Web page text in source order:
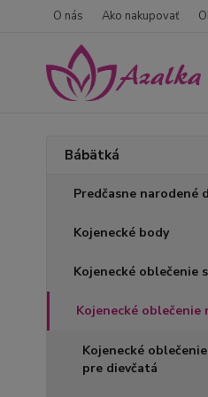
O nás Ako nakupovať
Bábätká
Predčasne narodené
Kojenecké body
Kojenecké oblečenie
Kojenecké oblečenie
Kojenecké
pre dievčatá